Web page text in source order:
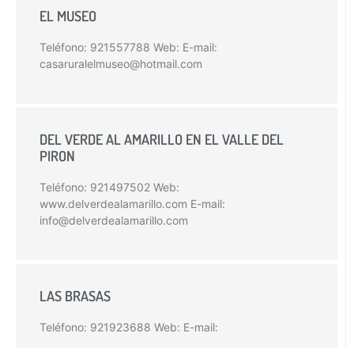
EL MUSEO
Teléfono: 921557788 Web: E-mail:
casaruralelmuseo@hotmail.com
DEL VERDE AL AMARILLO EN EL VALLE DEL
PIRON
Teléfono: 921497502 Web:
www.delverdealamarillo.com E-mail:
info@delverdealamarillo.com
LAS BRASAS
Teléfono: 921923688 Web: E-mail: